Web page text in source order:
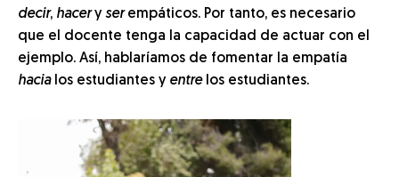
decir, haceryserempáticos. Por tanto, es necesario
que el docente tenga la capacidad de actuar con el
ejemplo. Así, hablaríamos de fomentar la empatía
hacia los estudiantes y entrelos estudiantes.